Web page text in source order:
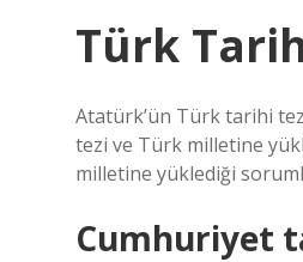
Türk
Atatürk’ün Türk tarihi
tezi ve Türk milletine
milletine yüklediği
Cumhuriyet